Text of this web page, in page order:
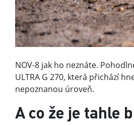
NOV-8 jak ho neznáte.
ULTRA G 270, která přichází
nepoznanou úroveň.
A co že je tahle